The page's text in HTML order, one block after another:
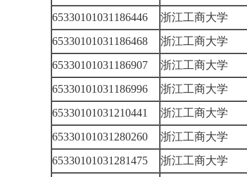
65330101031186446
浙江工商大学
65330101031186468
浙江工商大学
65330101031186907
浙江工商大学
65330101031186996
浙江工商大学
65330101031210441
浙江工商大学
65330101031280260
浙江工商大学
65330101031281475
浙江工商大学